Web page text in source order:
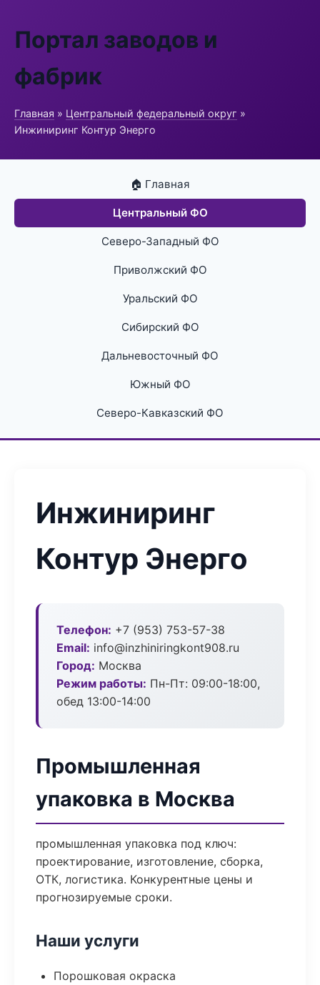
Портал заводов и
фабрик
Главная » Центральный федеральный округ »
Инжиниринг Контур Энерго
🏠 Главная
Центральный ФО
Северо-Западный ФО
Приволжский ФО
Уральский ФО
Сибирский ФО
Дальневосточный ФО
Южный ФО
Северо-Кавказский ФО
Инжиниринг
Контур Энерго
Телефон: +7 (953) 753-57-38
Email: info@inzhiniringkont908.ru
Город: Москва
Режим работы: Пн-Пт: 09:00-18:00,
обед 13:00-14:00
Промышленная
упаковка в Москва
промышленная упаковка под ключ:
проектирование, изготовление, сборка,
ОТК, логистика. Конкурентные цены и
прогнозируемые сроки.
Наши услуги
Порошковая окраска